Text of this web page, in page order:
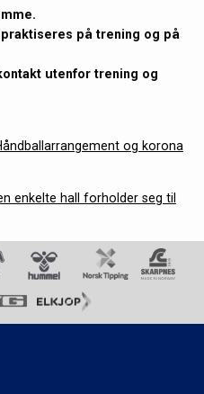
på trening og på
utenfor trening og
og korona
enkelte hall forholder seg til